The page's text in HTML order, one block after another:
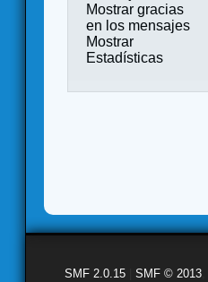
Mostrar gracias
en los mensajes
Mostrar
Estadísticas
SMF 2.0.15 SMF © 2013